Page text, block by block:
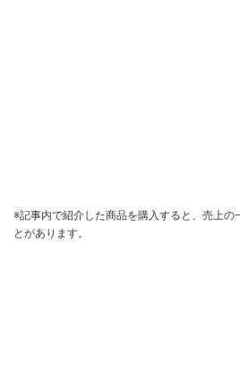
※記事内で紹介した商品を購入すると、売上の
とがあります。